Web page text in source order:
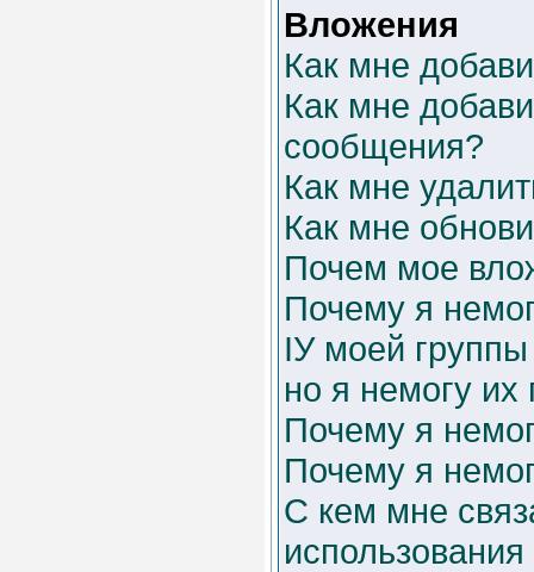
Вложения
Как мне
Как мне
сообщения?
Как мне
Как мне
Почем мое
Почему я
IУ моей
но я немогу их
Почему я
Почему я
С кем мне